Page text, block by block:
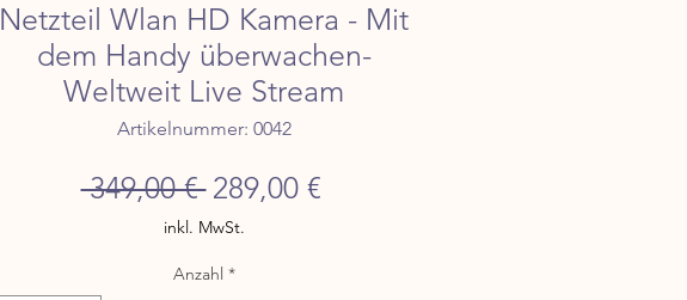
Netzteil Wlan HD Kamera - Mit
dem Handy überwachen-
Weltweit Live Stream
Artikelnummer: 0042
349,00 € Standardpreis
289,00 €Sale-
inkl. MwSt.
Anzahl *